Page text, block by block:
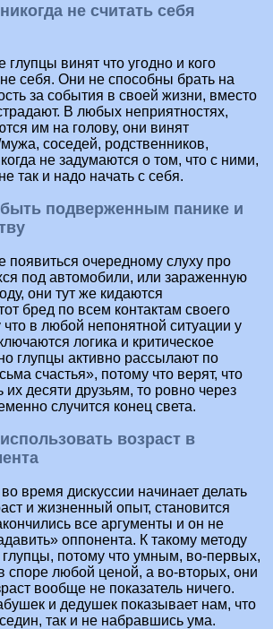
не считать себя
винят что угодно и кого
себя. Они не способны брать на
за события в своей жизни, вместо
В любых неприятностях,
им на голову, они винят
соседей, родственников,
не задумаются о том, что с ними,
так и надо начать с себя.
подверженным панике и
появиться очередному слуху про
под автомобили, или зараженную
они тут же кидаются
бред по всем контактам своего
в любой непонятной ситуации у
логика и критическое
глупцы активно рассылают по
счастья», потому что верят, что
их десяти друзьям, то ровно через
случится конец света.
возраст в
время дискуссии начинает делать
и жизненный опыт, становится
все аргументы и он не
оппонента. К такому методу
глупцы, потому что умным, во-первых,
споре любой ценой, а во-вторых, они
вообще не показатель ничего.
и дедушек показывает нам, что
так и не набравшись ума.